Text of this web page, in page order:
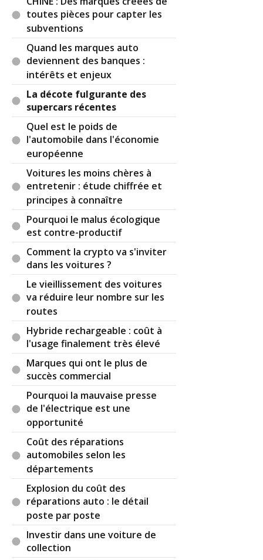
fond sur le sujet.
Pour l'exemple de la batterie à 50000 qui n'en
vaut normalement que 2000, ça rejoint un autre
commentaire que je viens de faire (et qui est une
autre réponse à vous-même, mais sur un autre
article).
Réagir à ce commentaire
(Votre post sera visible sous le commentaire)
toutes pièces pour capter les
subventions
Quand les marques auto
deviennent des banques :
intérêts et enjeux
La décote fulgurante des
supercars récentes
Quel est le poids de
l'automobile dans l'économie
européenne
Voitures les moins chères à
entretenir : étude chiffrée et
principes à connaître
Pourquoi le malus écologique
est contre-productif
Comment la crypto va s'inviter
dans les voitures ?
Le vieillissement des voitures
va réduire leur nombre sur les
routes
Hybride rechargeable : coût à
l'usage finalement très élevé
Marques qui ont le plus de
succès commercial
Pourquoi la mauvaise presse
de l'électrique est une
opportunité
Coût des réparations
automobiles selon les
départements
Explosion du coût des
réparations auto : le détail
poste par poste
Investir dans une voiture de
collection